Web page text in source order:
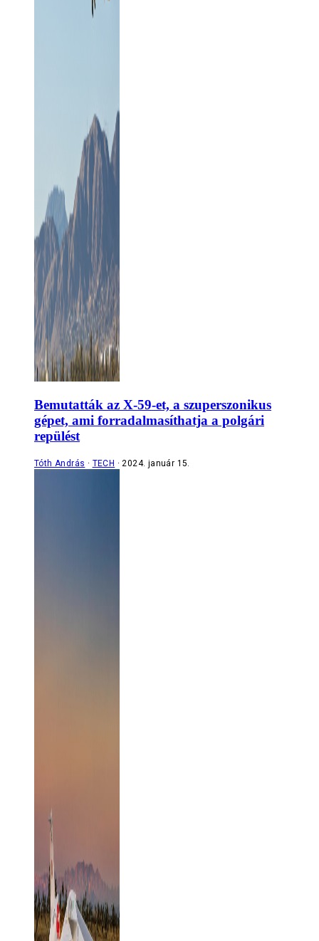
Bemutatták az X-59-et, a szuperszonikus
gépet, ami forradalmasíthatja a polgári
repülést
Tóth András TECH 2024. január 15.